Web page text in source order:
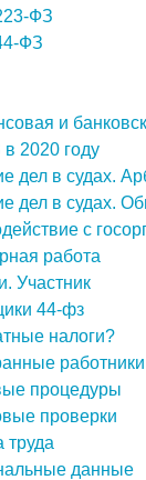
ФЗ
ФЗ
и
2020 году
дел в судах.
дел в судах.
с
работа
Участник
44-фз
налоги?
работники
процедуры
проверки
данные